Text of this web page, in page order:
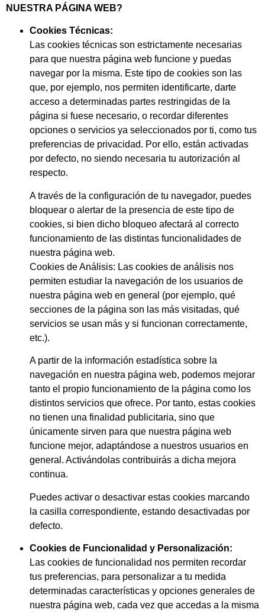
NUESTRA PÁGINA WEB?
Cookies Técnicas:
Las cookies técnicas son estrictamente necesarias
para que nuestra página web funcione y puedas
navegar por la misma. Este tipo de cookies son las
que, por ejemplo, nos permiten identificarte, darte
acceso a determinadas partes restringidas de la
página si fuese necesario, o recordar diferentes
opciones o servicios ya seleccionados por ti, como tus
preferencias de privacidad. Por ello, están activadas
por defecto, no siendo necesaria tu autorización al
respecto.
A través de la configuración de tu navegador, puedes
bloquear o alertar de la presencia de este tipo de
cookies, si bien dicho bloqueo afectará al correcto
funcionamiento de las distintas funcionalidades de
nuestra página web.
Cookies de Análisis: Las cookies de análisis nos
permiten estudiar la navegación de los usuarios de
nuestra página web en general (por ejemplo, qué
secciones de la página son las más visitadas, qué
servicios se usan más y si funcionan correctamente,
etc.).
A partir de la información estadística sobre la
navegación en nuestra página web, podemos mejorar
tanto el propio funcionamiento de la página como los
distintos servicios que ofrece. Por tanto, estas cookies
no tienen una finalidad publicitaria, sino que
únicamente sirven para que nuestra página web
funcione mejor, adaptándose a nuestros usuarios en
general. Activándolas contribuirás a dicha mejora
continua.
Puedes activar o desactivar estas cookies marcando
la casilla correspondiente, estando desactivadas por
defecto.
Cookies de Funcionalidad y Personalización:
Las cookies de funcionalidad nos permiten recordar
tus preferencias, para personalizar a tu medida
determinadas características y opciones generales de
nuestra página web, cada vez que accedas a la misma